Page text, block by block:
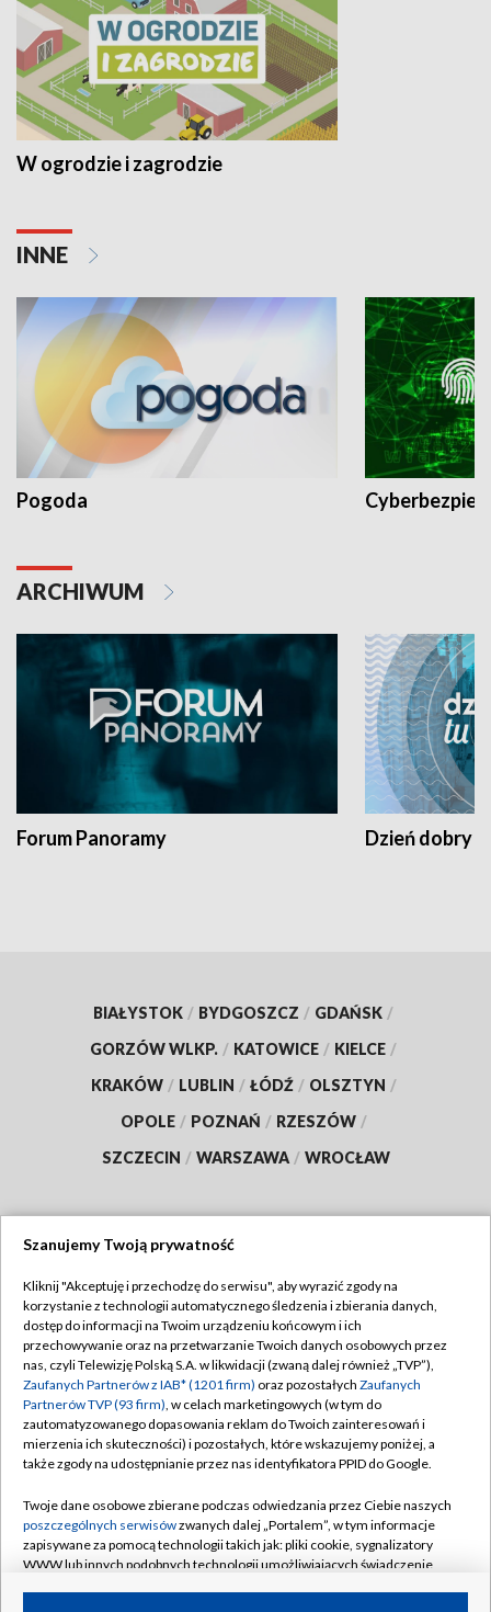
W ogrodzie i zagrodzie
INNE
Pogoda
ARCHIWUM
Forum Panoramy Dzień dobry
BIAŁYSTOK / BYDGOSZCZ / GDAŃSK /
GORZÓW WLKP. / KATOWICE / KIELCE /
KRAKÓW / LUBLIN / ŁÓDŹ / OLSZTYN /
OPOLE / POZNAŃ / RZESZÓW /
SZCZECIN / WARSZAWA / WROCŁAW
TVP
Abonament TVP
Emisja w TVP
Centrum informacji TVP
Naziemna Telewizja Cyfrowa
Rada Programowa
System NOS
Informacje o nadawcy
Regulamin TVP
Polityka prywatności
Moje zgody
Pomoc
Kontakt
Kanały
Szanujemy Twoją prywatność
Kliknij "Akceptuję i przechodzę do serwisu", aby wyrazić zgody na
korzystanie z technologii automatycznego śledzenia i zbierania danych,
dostęp do informacji na Twoim urządzeniu końcowym i ich
przechowywanie oraz na przetwarzanie Twoich danych osobowych przez
nas, czyli Telewizję Polską S.A. w likwidacji (zwaną dalej również „TVP”),
Zaufanych Partnerów z IAB* (1201 firm) oraz pozostałych Zaufanych
Partnerów TVP (93 firm), w celach marketingowych (w tym do
zautomatyzowanego dopasowania reklam do Twoich zainteresowań i
mierzenia ich skuteczności) i pozostałych, które wskazujemy poniżej, a
także zgody na udostępnianie przez nas identyfikatora PPID do Google.
Twoje dane osobowe zbierane podczas odwiedzania przez Ciebie naszych
poszczególnych serwisówzwanych dalej „Portalem”, w tym informacje
zapisywane za pomocą technologii takich jak: pliki cookie, sygnalizatory
WWW lub innych podobnych technologii umożliwiających świadczenie